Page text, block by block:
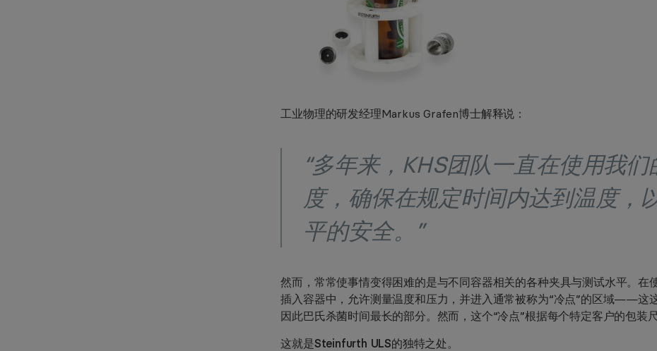
工业物理的研发经理Markus Grafen博士解释说：
“多年来，KHS团队一直在使用我
度，确保在规定时间内达到温度，
平的安全。”
然而，常常使事情变得困难的是与不同容器相关的各种夹具与测试水平。在
插入容器中，允许测量温度和压力，并进入通常被称为“冷点”的区域——这
因此巴氏杀菌时间最长的部分。然而，这个“冷点”根据每个特定客户的包装
这就是Steinfurth ULS的独特之处。